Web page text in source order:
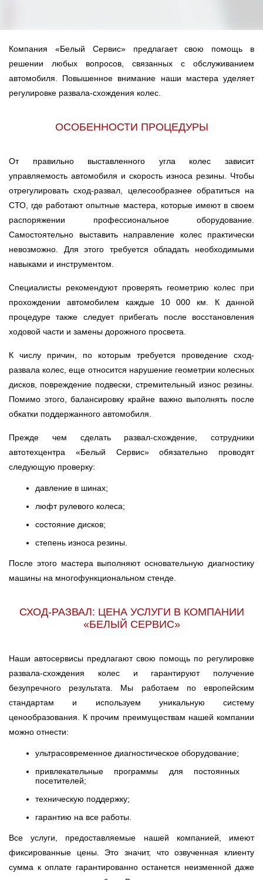
Пенза
Петрозаводск
Ростов-на-Дону
Самара
Саратов
Солнцево
Сочи
Сургут
Тольятти
Тула
Ульяновск
Чебоксары
Череповец
Ярославль
Компания «Белый Сервис» предлагает свою помощь в
решении любых вопросов, связанных с обслуживанием
автомобиля. Повышенное внимание наши мастера уделяет
регулировке развала-схождения колес.
ОСОБЕННОСТИ ПРОЦЕДУРЫ
От правильно выставленного угла колес зависит
управляемость автомобиля и скорость износа резины. Чтобы
отрегулировать сход-развал, целесообразнее обратиться на
СТО, где работают опытные мастера, которые имеют в своем
распоряжении профессиональное оборудование.
Самостоятельно выставить направление колес практически
невозможно. Для этого требуется обладать необходимыми
навыками и инструментом.
Специалисты рекомендуют проверять геометрию колес при
прохождении автомобилем каждые 10 000 км. К данной
процедуре также следует прибегать после восстановления
ходовой части и замены дорожного просвета.
К числу причин, по которым требуется проведение сход-
развала колес, еще относится нарушение геометрии колесных
дисков, повреждение подвески, стремительный износ резины.
Помимо этого, балансировку крайне важно выполнять после
обкатки поддержанного автомобиля.
Прежде чем сделать развал-схождение, сотрудники
автотехцентра «Белый Сервис» обязательно проводят
следующую проверку:
давление в шинах;
люфт рулевого колеса;
состояние дисков;
степень износа резины.
После этого мастера выполняют основательную диагностику
машины на многофункциональном стенде.
СХОД-РАЗВАЛ: ЦЕНА УСЛУГИ В КОМПАНИИ
«БЕЛЫЙ СЕРВИС»
Наши автосервисы предлагают свою помощь по регулировке
развала-схождения колес и гарантируют получение
безупречного результата. Мы работаем по европейским
стандартам и используем уникальную систему
ценообразования. К прочим преимуществам нашей компании
можно отнести:
ультрасовременное диагностическое оборудование;
привлекательные программы для постоянных
посетителей;
техническую поддержку;
гарантию на все работы.
Все услуги, предоставляемые нашей компанией, имеют
фиксированные цены. Это значит, что озвученная клиенту
сумма к оплате гарантированно останется неизменной даже